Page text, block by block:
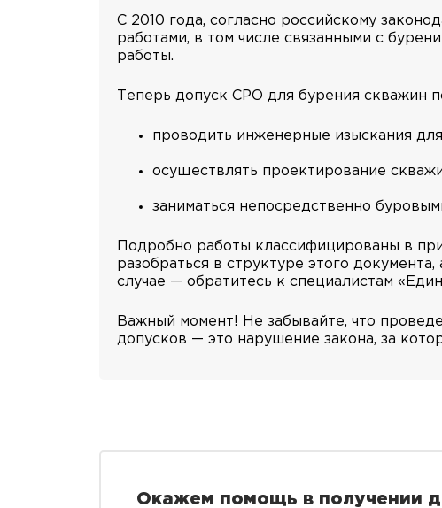
С 2010 года, согласно российскому
работами, в том числе связанными с
работы.
Теперь допуск СРО для бурения скважин
проводить инженерные изыскания
осуществлять проектирование
заниматься непосредственно
Подробно работы классифицированы в
разобраться в структуре этого
случае — обратитесь к специалистам
Важный момент! Не забывайте, что
допусков — это нарушение закона, за
Окажем помощь в получении